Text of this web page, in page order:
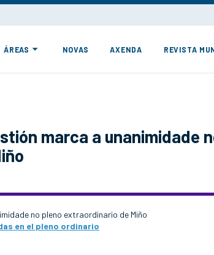
ÁREAS NOVAS AXENDA REVISTA
marca a unanimidade
no pleno extraordinario de Miño
en el pleno ordinario